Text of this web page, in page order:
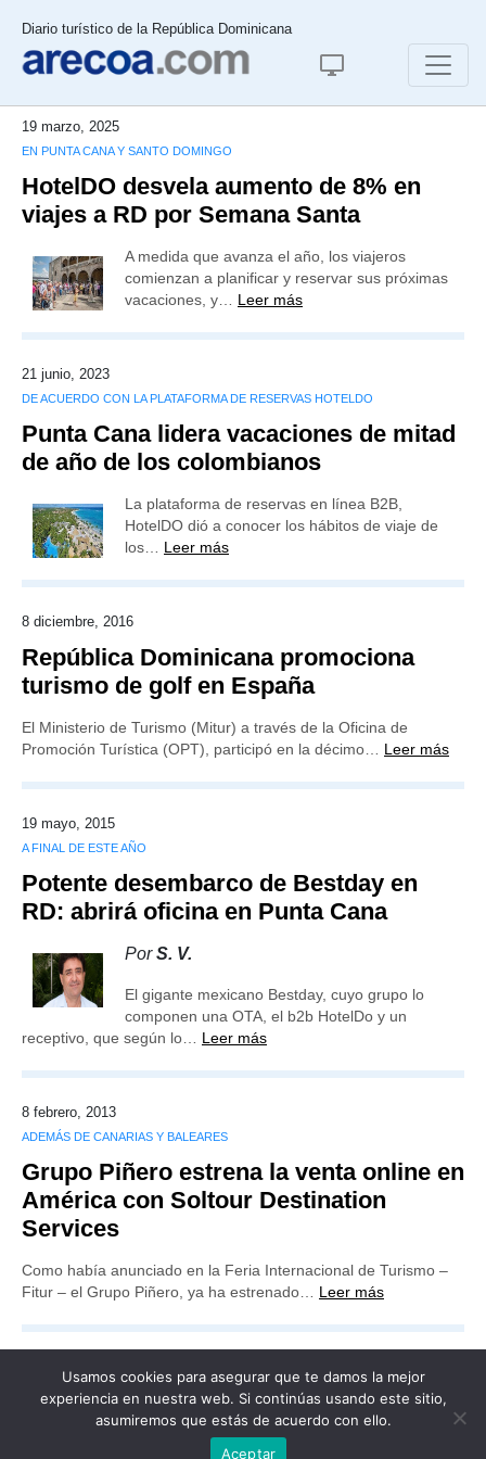
Diario turístico de la República Dominicana
19 marzo, 2025
EN PUNTA CANA Y SANTO DOMINGO
HotelDO desvela aumento de 8% en
viajes a RD por Semana Santa
A medida que avanza el año, los viajeros
comienzan a planificar y reservar sus próximas
vacaciones, y… Leer más
21 junio, 2023
DE ACUERDO CON LA PLATAFORMA DE RESERVAS HOTELDO
Punta Cana lidera vacaciones de mitad
de año de los colombianos
La plataforma de reservas en línea B2B,
HotelDO dió a conocer los hábitos de viaje de
los… Leer más
8 diciembre, 2016
República Dominicana promociona
turismo de golf en España
El Ministerio de Turismo (Mitur) a través de la Oficina de
Promoción Turística (OPT), participó en la décimo… Leer más
19 mayo, 2015
A FINAL DE ESTE AÑO
Potente desembarco de Bestday en
RD: abrirá oficina en Punta Cana
PorS. V.
El gigante mexicano Bestday, cuyo grupo lo
componen una OTA, el b2b HotelDo y un
receptivo, que según lo… Leer más
8 febrero, 2013
ADEMÁS DE CANARIAS Y BALEARES
Grupo Piñero estrena la venta online en
América con Soltour Destination
Services
Como había anunciado en la Feria Internacional de Turismo –
Fitur – el Grupo Piñero, ya ha estrenado… Leer más
Usamos cookies para asegurar que te damos la mejor
experiencia en nuestra web. Si continúas usando este sitio,
asumiremos que estás de acuerdo con ello.
Aceptar
Publicidad Redacción Contacto
Todos los derechos reservados